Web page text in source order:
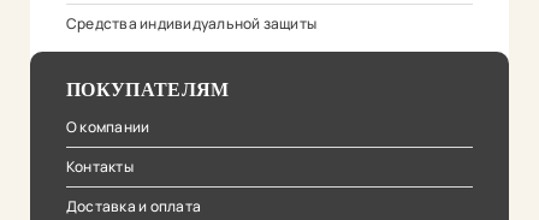
Средства индивидуальной защиты
ПОКУПАТЕЛЯМ
О компании
Контакты
Доставка и оплата